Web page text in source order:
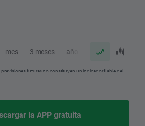
mes 3 meses año
previsiones futuras no constituyen un indicador fiable del
la APP gratuita